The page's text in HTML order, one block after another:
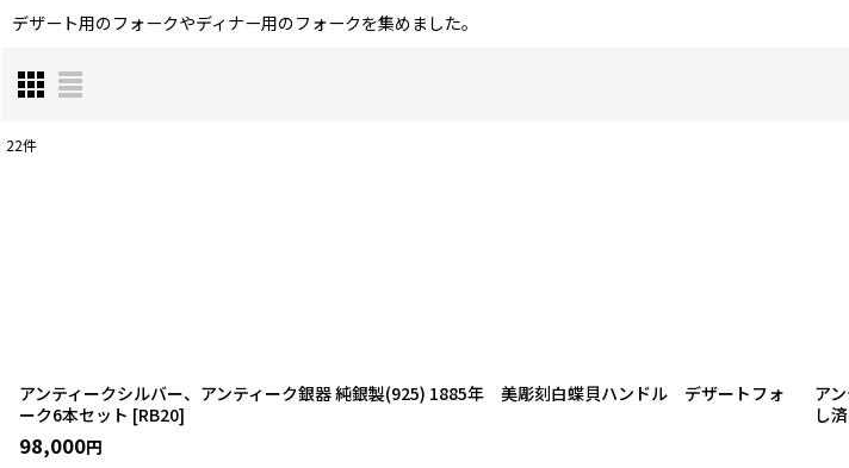
デザート用のフォークやディナー用のフォークを集めました。
22件
アンティークシルバー、アンティーク銀器 純銀製(925) 1885年 美彫刻白蝶貝ハンドル デザートフォ
ーク6本セット [RB20]
98,000円
ア
し